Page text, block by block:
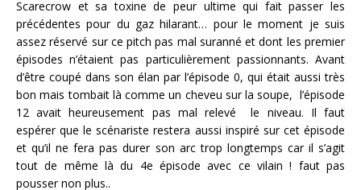
Scarecrow et sa toxine de peur ultime qui fait passer les
précédentes pour du gaz hilarant… pour le moment je suis
assez réservé sur ce pitch pas mal suranné et dont les premier
épisodes n’étaient pas particulièrement passionnants. Avant
d’être coupé dans son élan par l’épisode 0, qui était aussi très
bon mais tombait là comme un cheveu sur la soupe, l’épisode
12 avait heureusement pas mal relevé le niveau. Il faut
espérer que le scénariste restera aussi inspiré sur cet épisode
et qu’il ne fera pas durer son arc trop longtemps car il s’agit
tout de même là du 4e épisode avec ce vilain ! faut pas
pousser non plus..